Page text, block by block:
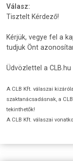
Válasz:
Tisztelt Kérdező!
Kérjük, vegye fel a
tudjuk Önt
Üdvözlettel a
A CLB Kft. válaszai
szaktanácsadásnak, a
tekinthetők!
A CLB Kft. válaszai